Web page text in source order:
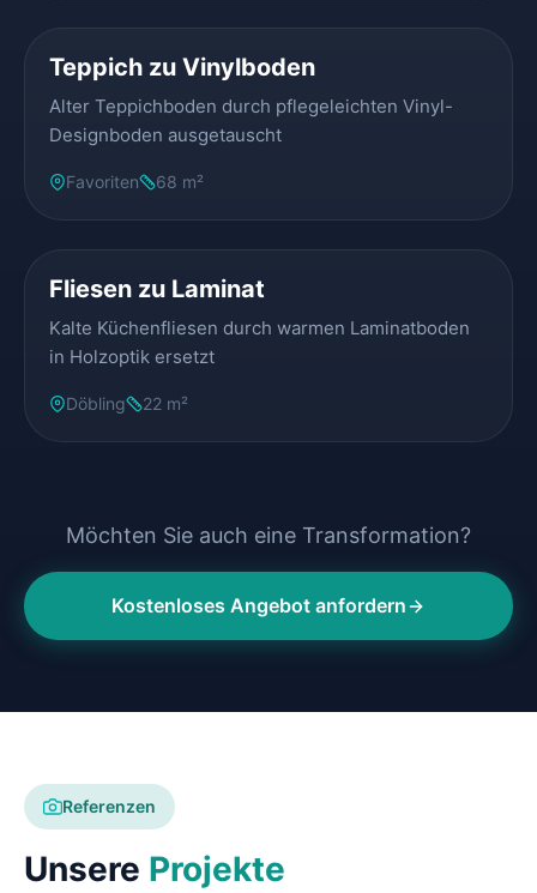
Teppich zu Vinylboden
Alter Teppichboden durch pflegeleichten Vinyl-
Designboden ausgetauscht
Favoriten 68 m²
Fliesen zu Laminat
Kalte Küchenfliesen durch warmen Laminatboden
in Holzoptik ersetzt
Döbling 22 m²
Möchten Sie auch eine Transformation?
Kostenloses Angebot anfordern
Referenzen
Unsere Projekte